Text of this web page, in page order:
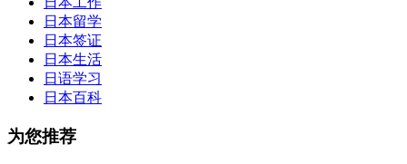
日本留学
日本签证
日本生活
日语学习
日本百科
为您推荐